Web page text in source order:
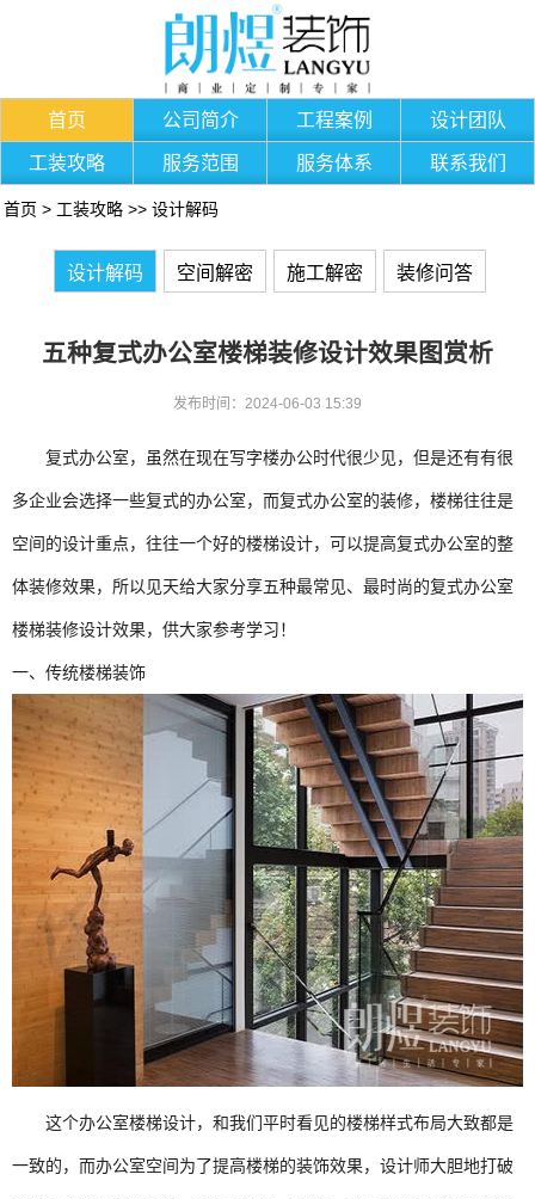
首页 公司简介 工程案例 设计团队
工装攻略 服务范围 服务体系 联系我们
首页 > 工装攻略 >> 设计解码
设计解码 空间解密 施工解密 装修问答
五种复式办公室楼梯装修设计效果图赏析
发布时间：2024-06-03 15:39
复式办公室，虽然在现在写字楼办公时代很少见，但是还有有很
多企业会选择一些复式的办公室，而复式办公室的装修，楼梯往往是
空间的设计重点，往往一个好的楼梯设计，可以提高复式办公室的整
体装修效果，所以见天给大家分享五种最常见、最时尚的复式办公室
楼梯装修设计效果，供大家参考学习！
一、传统楼梯装饰
这个办公室楼梯设计，和我们平时看见的楼梯样式布局大致都是
一致的，而办公室空间为了提高楼梯的装饰效果，设计师大胆地打破